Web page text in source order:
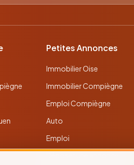
Petites Annonces
Immobilier Oise
Immobilier Compiègne
Emploi Compiègne
Auto
Emploi